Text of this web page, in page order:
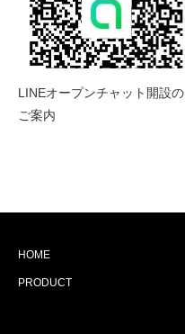
LINEオープンチャット開設の
ご案内
HOME
PRODUCT